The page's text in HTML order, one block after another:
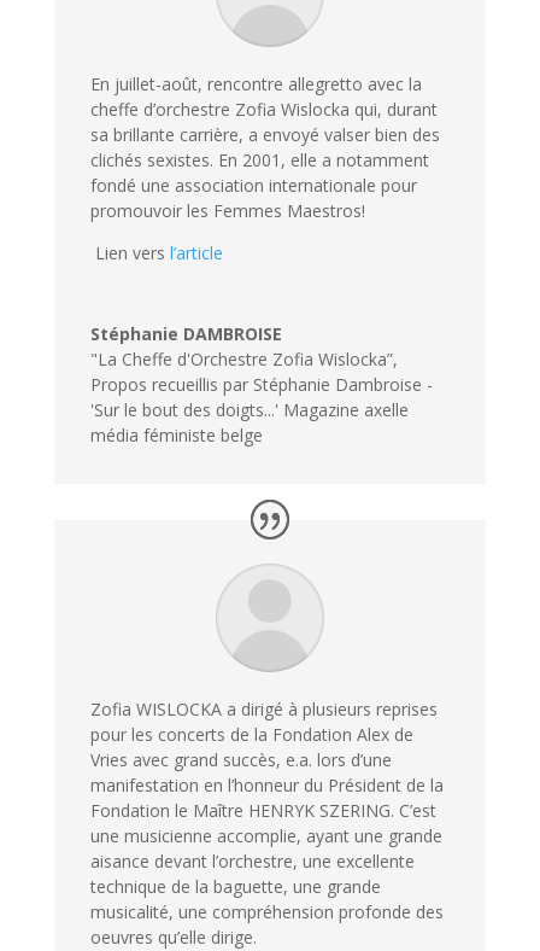
En juillet-août, rencontre allegretto avec la
cheffe d’orchestre Zofia Wislocka qui, durant
sa brillante carrière, a envoyé valser bien des
clichés sexistes. En 2001, elle a notamment
fondé une association internationale pour
promouvoir les Femmes Maestros!
Lien vers l’article
Stéphanie DAMBROISE
"La Cheffe d'Orchestre Zofia Wislocka”,
Propos recueillis par Stéphanie Dambroise -
'Sur le bout des doigts...' Magazine axelle
média féministe belge
Zofia WISLOCKA a dirigé à plusieurs reprises
pour les concerts de la Fondation Alex de
Vries avec grand succès, e.a. lors d’une
manifestation en l’honneur du Président de la
Fondation le Maître HENRYK SZERING. C’est
une musicienne accomplie, ayant une grande
aisance devant l’orchestre, une excellente
technique de la baguette, une grande
musicalité, une compréhension profonde des
oeuvres qu’elle dirige.